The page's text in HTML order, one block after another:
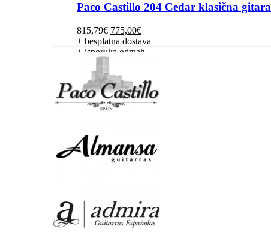
Paco Castillo 204 Cedar klasična gitara
815,79€ Izvorna
cijena
bila
815,79€.
775,00€Trenutna
cijena
je:
+ besplatna dostava
+ isporuka odmah